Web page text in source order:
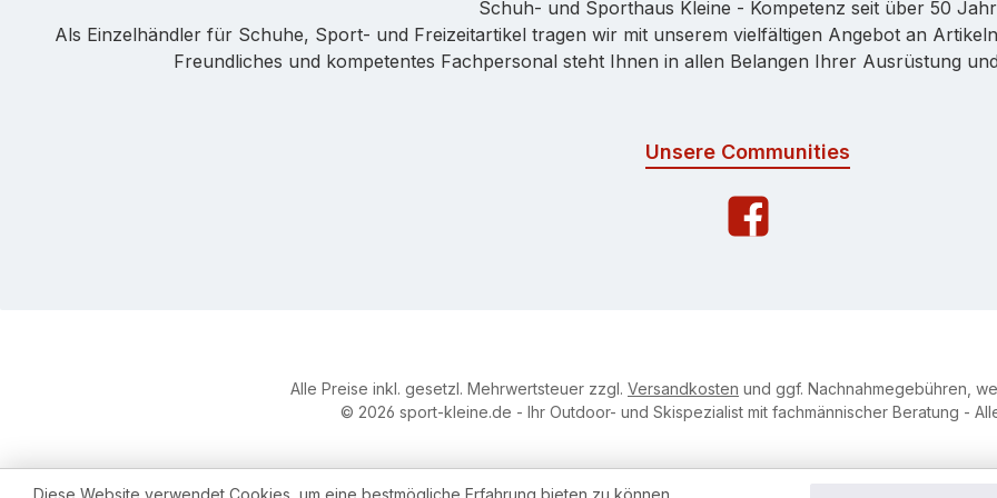
Schuh- und Sporthaus Kleine - Kompetenz seit über 50
Als Einzelhändler für Schuhe, Sport- und Freizeitartikel tragen wir mit unserem vielfältigen Angebot an
Freundliches und kompetentes Fachpersonal steht Ihnen in allen Belangen Ihrer Ausrüstung
Unsere Communities
Alle Preise inkl. gesetzl. Mehrwertsteuer zzgl. Versandkosten und ggf. Nachnahmegebühren,
© 2026 sport-kleine.de - Ihr Outdoor- und Skispezialist mit fachmännischer Beratung -
Diese Website verwendet Cookies, um eine bestmögliche Erfahrung bieten zu können.